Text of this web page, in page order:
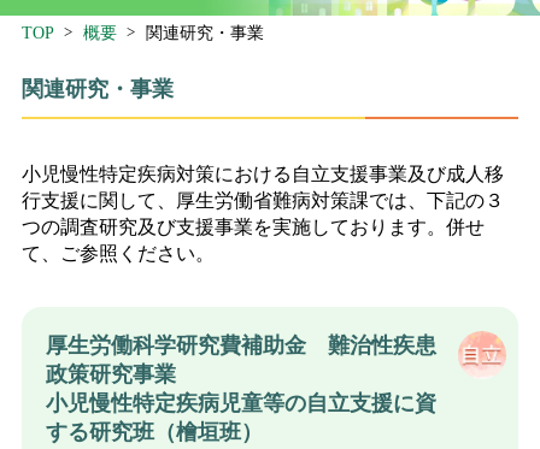
TOP 概要 関連研究・事業
関連研究・事業
小児慢性特定疾病対策における自立支援事業及び成人移
行支援に関して、厚生労働省難病対策課では、下記の３
つの調査研究及び支援事業を実施しております。併せ
て、ご参照ください。
厚生労働科学研究費補助金 難治性疾患
政策研究事業
小児慢性特定疾病児童等の自立支援に資
する研究班（檜垣班）